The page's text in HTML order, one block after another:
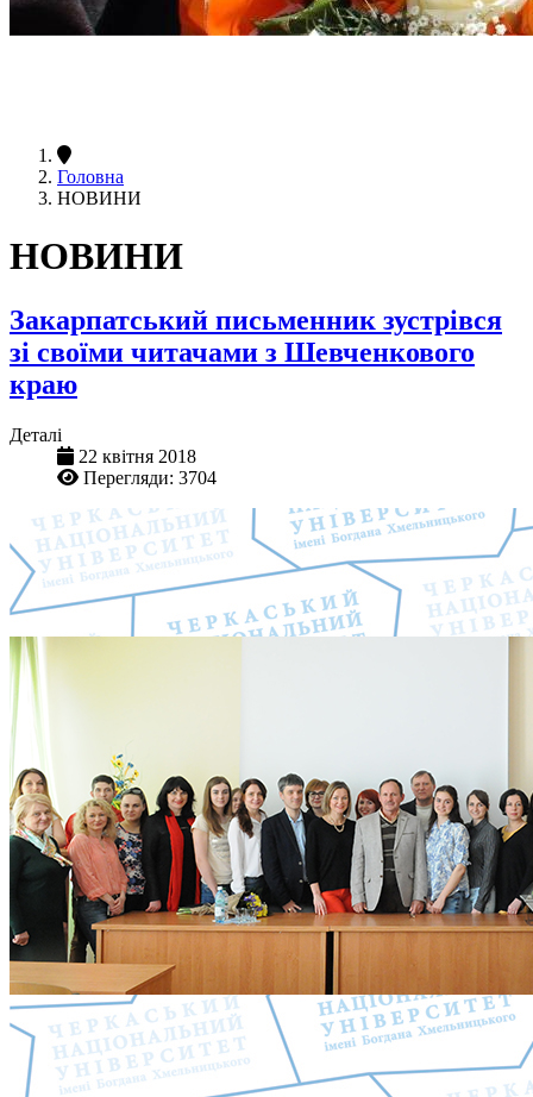
Головна
НОВИНИ
НОВИНИ
Закарпатський письменник зустрівся
зі своїми читачами з Шевченкового
краю
Деталі
22 квітня 2018
Перегляди: 3704